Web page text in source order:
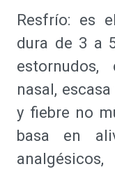
Resfrío: es
dura de 3 a
estornudos,
nasal,
y fiebre no
basa en